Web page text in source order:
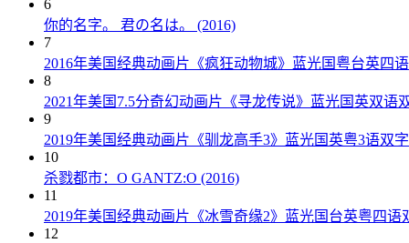
6
你的名字。 君の名は。 (2016)
7
2016年美国经典动画片《疯狂动物城》蓝光国粤台英四
8
2021年美国7.5分奇幻动画片《寻龙传说》蓝光国英双语
9
2019年美国经典动画片《驯龙高手3》蓝光国英粤3语双字
10
杀戮都市：O GANTZ:O (2016)
11
2019年美国经典动画片《冰雪奇缘2》蓝光国台英粤四语
12